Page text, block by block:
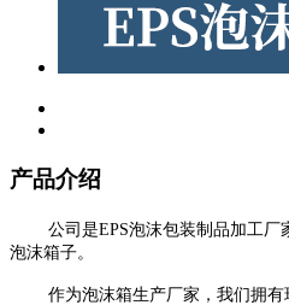
产品介绍
公司是EPS泡沫包装制品加工厂
泡沫箱子。
作为泡沫箱生产厂家，我们拥